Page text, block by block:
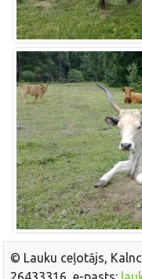
© Lauku ceļotājs,